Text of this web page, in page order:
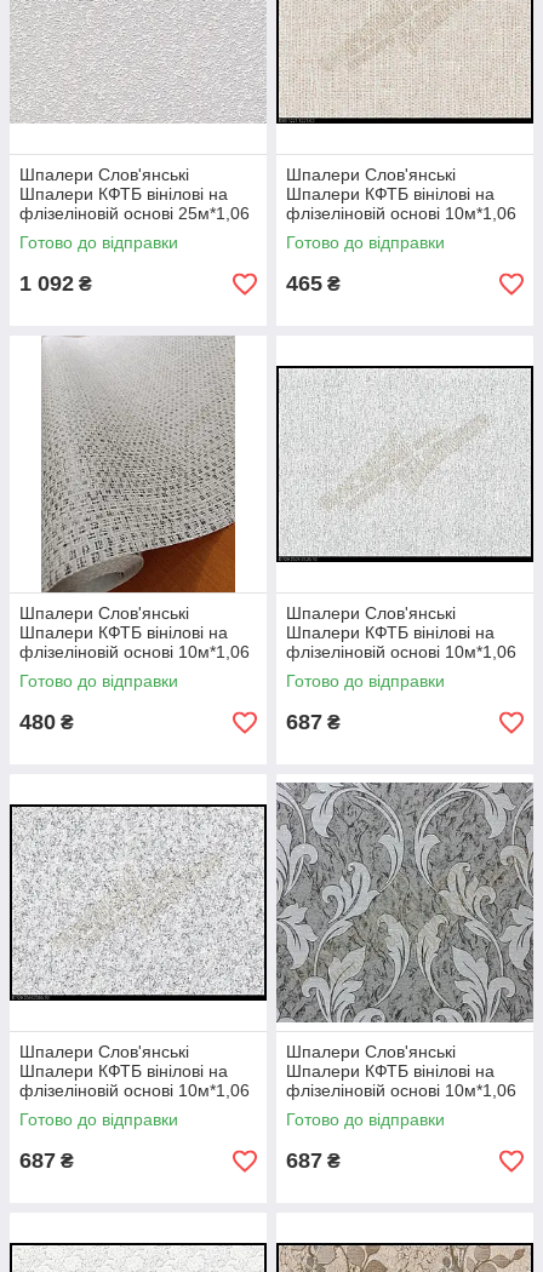
Шпалери Слов'янські
Шпалери КФТБ вінілові на
флізеліновій основі 25м*1,06
9В98 Приз 2535-01
Готово до відправки
1 092 ₴
Шпалери Слов'янські
Шпалери КФТБ вінілові на
флізеліновій основі 10м*1,06
9В88 Єнісей 1221-03
Готово до відправки
465 ₴
Шпалери Слов'янські
Шпалери КФТБ вінілові на
флізеліновій основі 10м*1,06
9В88 Єнісей 1221-10
Готово до відправки
480 ₴
Шпалери Слов'янські
Шпалери КФТБ вінілові на
флізеліновій основі 10м*1,06
9В109 Альтанка 2 3526-10
Готово до відправки
687 ₴
Шпалери Слов'янські
Шпалери КФТБ вінілові на
флізеліновій основі 10м*1,06
9В109 Касандра 2 3588-10
Готово до відправки
687 ₴
Шпалери Слов'янські
Шпалери КФТБ вінілові на
флізеліновій основі 10м*1,06
9В99 Кармен 3052-12
Готово до відправки
687 ₴